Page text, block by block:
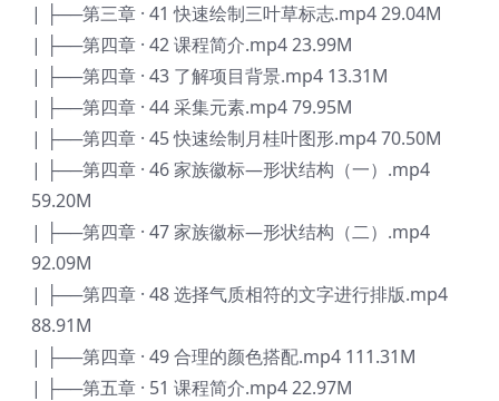
| ├──第三章 · 41 快速绘制三叶草标志.mp4 29.04M
| ├──第四章 · 42 课程简介.mp4 23.99M
| ├──第四章 · 43 了解项目背景.mp4 13.31M
| ├──第四章 · 44 采集元素.mp4 79.95M
| ├──第四章 · 45 快速绘制月桂叶图形.mp4 70.50M
| ├──第四章 · 46 家族徽标—形状结构（一）.mp4
59.20M
| ├──第四章 · 47 家族徽标—形状结构（二）.mp4
92.09M
| ├──第四章 · 48 选择气质相符的文字进行排版.mp4
88.91M
| ├──第四章 · 49 合理的颜色搭配.mp4 111.31M
| ├──第五章 · 51 课程简介.mp4 22.97M